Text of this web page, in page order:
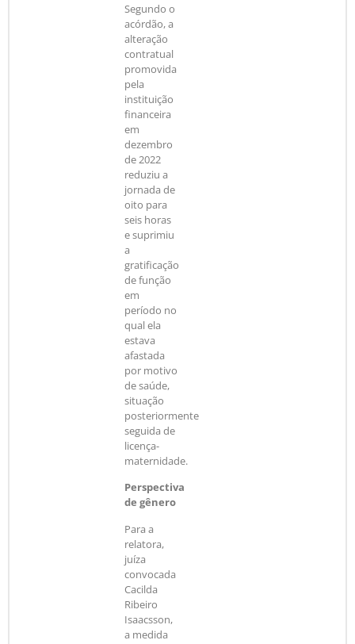
Segundo o
acórdão, a
alteração
contratual
promovida
pela
instituição
financeira
em
dezembro
de 2022
reduziu a
jornada de
oito para
seis horas
e suprimiu
a
gratificação
de função
em
período no
qual ela
estava
afastada
por motivo
de saúde,
situação
posteriormente
seguida de
licença-
maternidade.
Perspectiva
de gênero
Para a
relatora,
juíza
convocada
Cacilda
Ribeiro
Isaacsson,
a medida